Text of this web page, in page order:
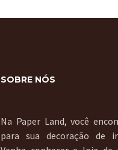
SOBRE NÓS
Na Paper Land, você
para sua decoração de